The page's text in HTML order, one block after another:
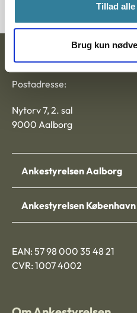
Tillad
Brug kun
Ankestyrelsen
Postadresse:
Nytorv 7, 2. sal
9000 Aalborg
Ankestyrelsen Aalborg
Ankestyrelsen København
EAN: 57 98 000 35 48 21
CVR: 1007 4002